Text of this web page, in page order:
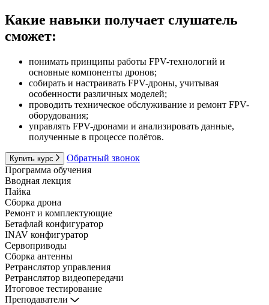
Какие навыки получает слушатель
сможет:
понимать принципы работы FPV-технологий и
основные компоненты дронов;
собирать и настраивать FPV-дроны, учитывая
особенности различных моделей;
проводить техническое обслуживание и ремонт FPV-
оборудования;
управлять FPV-дронами и анализировать данные,
полученные в процессе полётов.
Купить курс
Обратный звонок
Программа обучения
Вводная лекция
Пайка
Сборка дрона
Ремонт и комплектующие
Бетафлай конфигуратор
INAV конфигуратор
Сервоприводы
Сборка антенны
Ретранслятор управления
Ретранслятор видеопередачи
Итоговое тестирование
Преподаватели